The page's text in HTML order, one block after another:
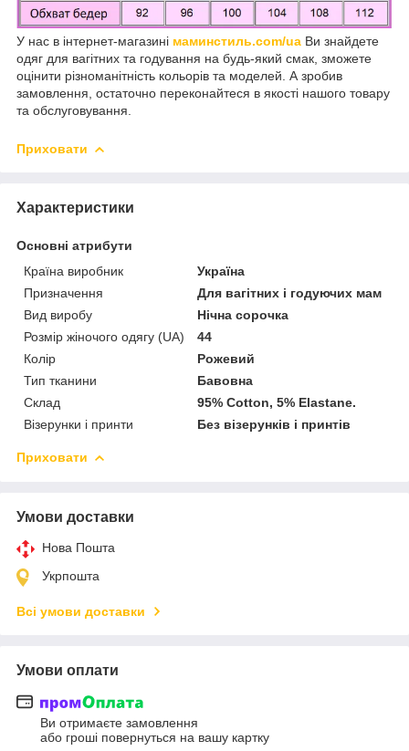
У нас в інтернет-магазині маминстиль.com/ua Ви знайдете
одяг для вагітних та годування на будь-який смак, зможете
оцінити різноманітність кольорів та моделей. А зробив
замовлення, остаточно переконайтеся в якості нашого товару
та обслуговування.
Приховати
Характеристики
Основні атрибути
Країна виробник
Україна
Призначення
Для вагітних і годуючих мам
Вид виробу
Нічна сорочка
Розмір жіночого одягу (UA)
44
Колір
Рожевий
Тип тканини
Бавовна
Склад
95% Cotton, 5% Elastane.
Візерунки і принти
Без візерунків і принтів
Приховати
Умови доставки
Нова Пошта
Укрпошта
Всі умови доставки
Умови оплати
Ви отримаєте замовлення
або гроші повернуться на вашу картку